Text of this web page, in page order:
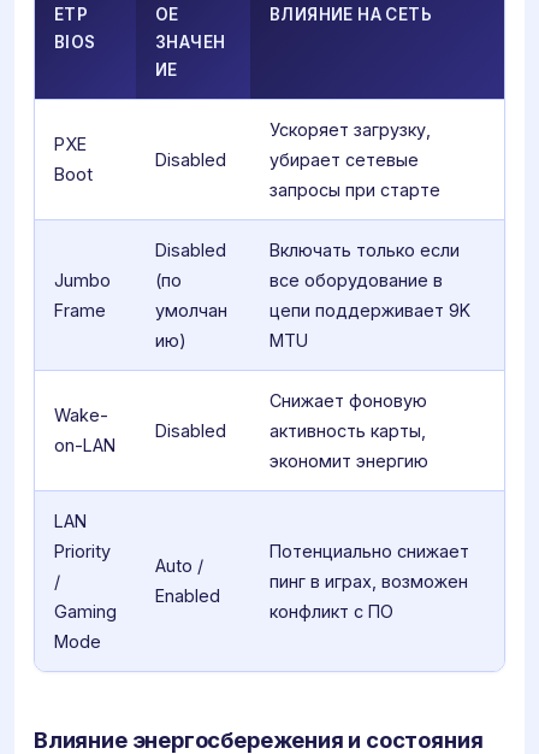
ЕТР
BIOS
ОЕ
ЗНАЧЕН
ИЕ
ВЛИЯНИЕ НА СЕТЬ
PXE
Boot
Disabled
Ускоряет загрузку,
убирает сетевые
запросы при старте
Jumbo
Frame
Disabled
(по
умолчан
ию)
Включать только если
все оборудование в
цепи поддерживает 9K
MTU
Wake-
on-LAN
Disabled
Снижает фоновую
активность карты,
экономит энергию
LAN
Priority
/
Gaming
Mode
Auto /
Enabled
Потенциально снижает
пинг в играх, возможен
конфликт с ПО
Влияние энергосбережения и состояния